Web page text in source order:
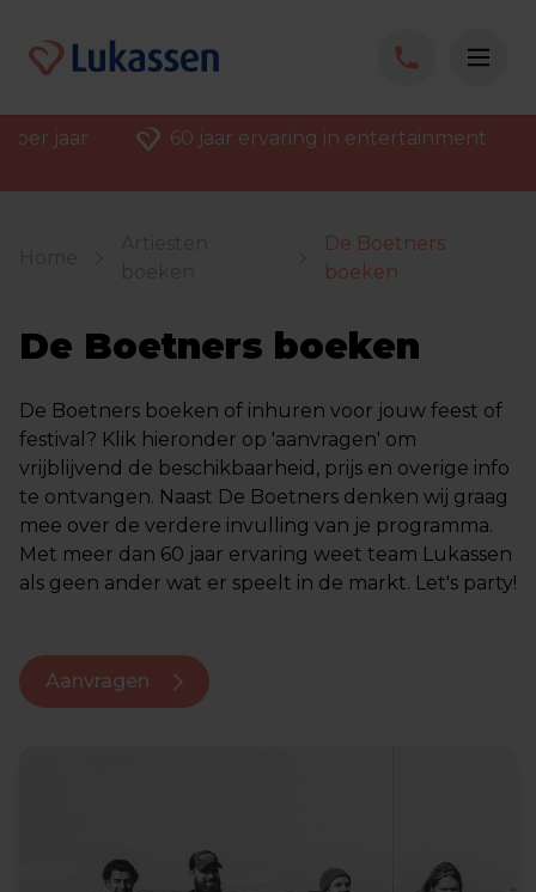
per jaar 60 jaar ervaring in entertainment
De Boetners
boeken
De Boetners boeken
De Boetners boeken of inhuren voor jouw feest of
festival? Klik hieronder op 'aanvragen' om
vrijblijvend de beschikbaarheid, prijs en overige info
te ontvangen. Naast De Boetners denken wij graag
mee over de verdere invulling van je programma.
Met meer dan 60 jaar ervaring weet team Lukassen
als geen ander wat er speelt in de markt. Let's party!
Aanvragen